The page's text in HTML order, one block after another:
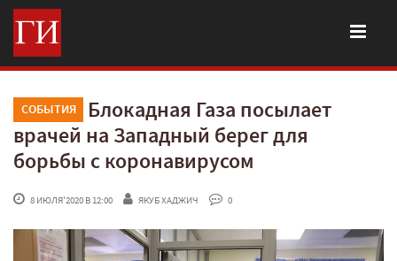
СОБЫТИЯ
Блокадная Газа посылает
врачей на Западный берег для
борьбы с коронавирусом
8 ИЮЛЯ'2020 В 12:00 ЯКУБ ХАДЖИЧ 0